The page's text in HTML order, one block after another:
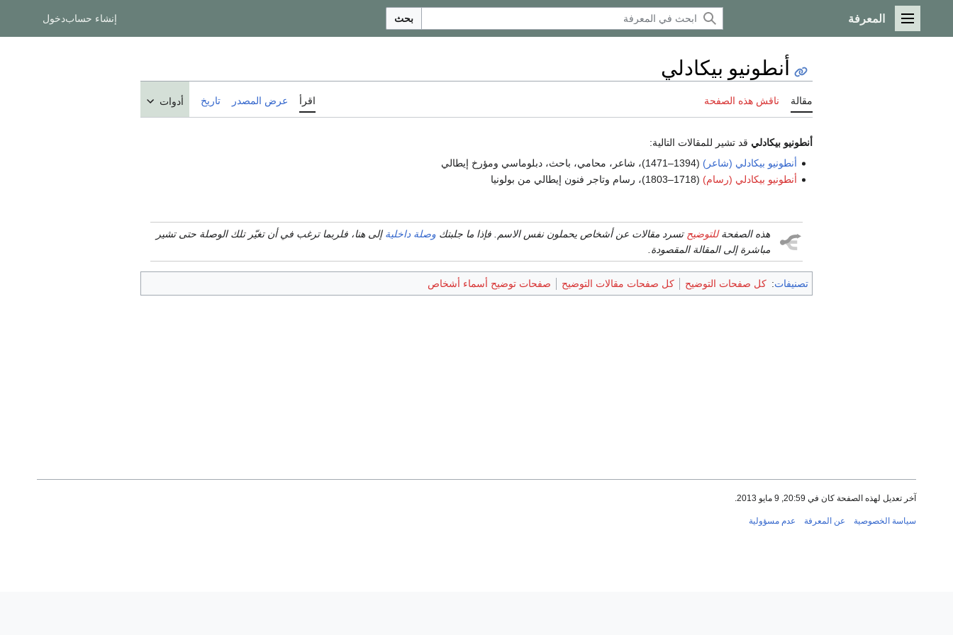
القائمة الرئيسية
المعرفة بحث إنشاء حسابدخول
أنطونيو بيكادلي
مقالة ناقش هذه الصفحة اقرأ عرض المصدر تاريخ أدوات
أنطونيو بيكادلي قد تشير للمقالات التالية:
أنطونيو بيكادلي (شاعر) (1394–1471)، شاعر، محامي، باحث، دبلوماسي ومؤرخ إيطالي
أنطونيو بيكادلي (رسام) (1718–1803)، رسام وتاجر فنون إيطالي من بولونيا
هذه الصفحةللتوضيح تسرد مقالات عن أشخاص يحملون نفس الاسم. فإذا ما جلبتك وصلة داخلية إلى هنا، فلربما ترغب في أن تغيّر تلك الوصلة حتى تشير
مباشرة إلى المقالة المقصودة.
تصنيفات: كل صفحات التوضيح كل صفحات مقالات التوضيح صفحات توضيح أسماء أشخاص
آخر تعديل لهذه الصفحة كان في 20:59, 9 مايو 2013.
سياسة الخصوصية عن المعرفة عدم مسؤولية